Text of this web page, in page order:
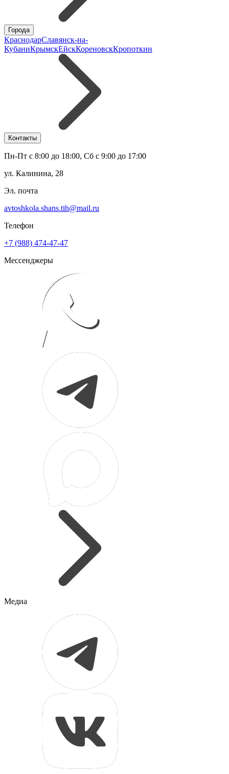
Города
КраснодарСлавянск-на-
КубаниКрымскЕйскКореновскКропоткин
Контакты
Пн-Пт с 8:00 до 18:00, Сб с 9:00 до 17:00
ул. Калинина, 28
Эл. почта
avtoshkola.shans.tih@mail.ru
Телефон
+7 (988) 474-47-47
Мессенджеры
Медиа